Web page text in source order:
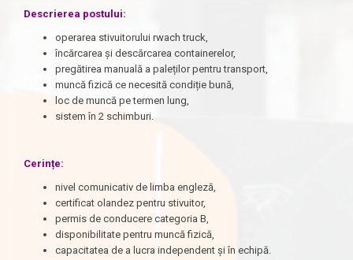
Descrierea postului:
operarea stivuitorului rwach truck,
încărcarea și descărcarea containerelor,
pregătirea manuală a paleților pentru transport,
muncă fizică ce necesită condiție bună,
loc de muncă pe termen lung,
sistem în 2 schimburi.
Cerințe:
nivel comunicativ de limba engleză,
certificat olandez pentru stivuitor,
permis de conducere categoria B,
disponibilitate pentru muncă fizică,
capacitatea de a lucra independent și în echipă.